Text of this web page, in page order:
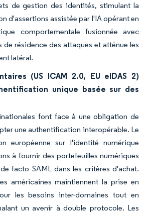
de gestion des identités, stimulant la
d'assertions assistée par l'IA opérant en
comportementale fusionnée avec
de résidence des attaques et atténue les
latéral.
(US ICAM 2.0, EU eIDAS 2)
unique basée sur des
font face à une obligation de
une authentification interopérable. Le
européenne sur l'identité numérique
à fournir des portefeuilles numériques
facto SAML dans les critères d'achat.
américaines maintiennent la prise en
les besoins inter-domaines tout en
un avenir à double protocole. Les